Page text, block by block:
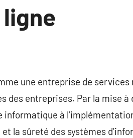
une entreprise de services
entreprises. Par la mise à
à
la sûreté des systèmes